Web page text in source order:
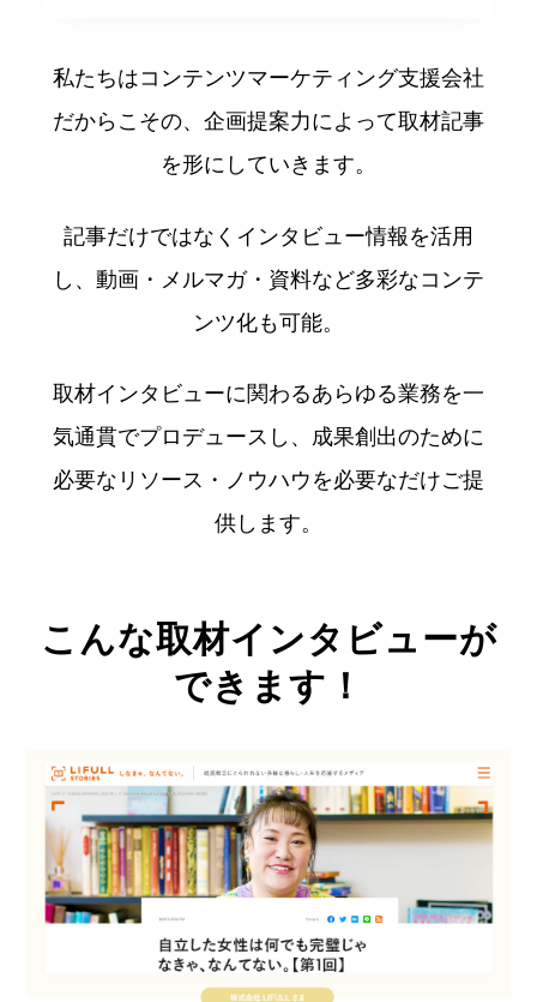
私たちはコンテンツマーケティング支援会社
だからこその、 企画提案力によって取材記事
を形にしていきます。
記事だけではなくインタビュー情報を活用
し、 動画・メルマガ・資料など多彩なコンテ
ンツ化も可能。
取材インタビューに関わるあらゆる業務を一
気通貫でプロデュースし、 成果創出のために
必要なリソース・ノウハウを必要なだけご提
供します。
こんな取材インタビューが
できます！